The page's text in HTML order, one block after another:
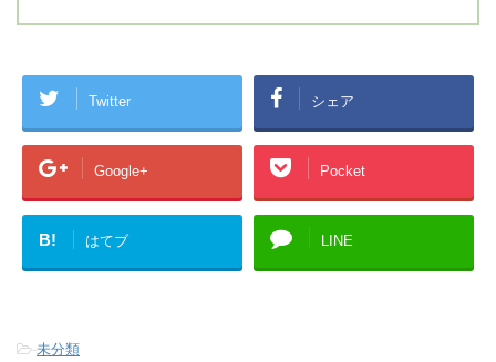
Twitter シェア
Google+ Pocket
B! はてブ LINE
-未分類